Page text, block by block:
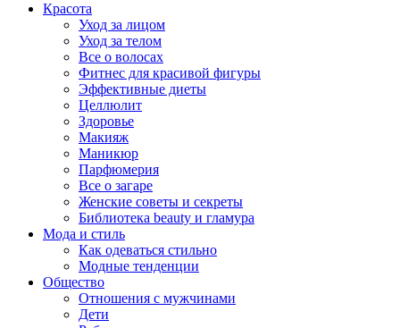
Красота
Уход за лицом
Уход за телом
Все о волосах
Фитнес для красивой фигуры
Эффективные диеты
Целлюлит
Здоровье
Макияж
Маникюр
Парфюмерия
Все о загаре
Женские советы и секреты
Библиотека beauty и гламура
Мода и стиль
Как одеваться стильно
Модные тенденции
Общество
Отношения с мужчинами
Дети